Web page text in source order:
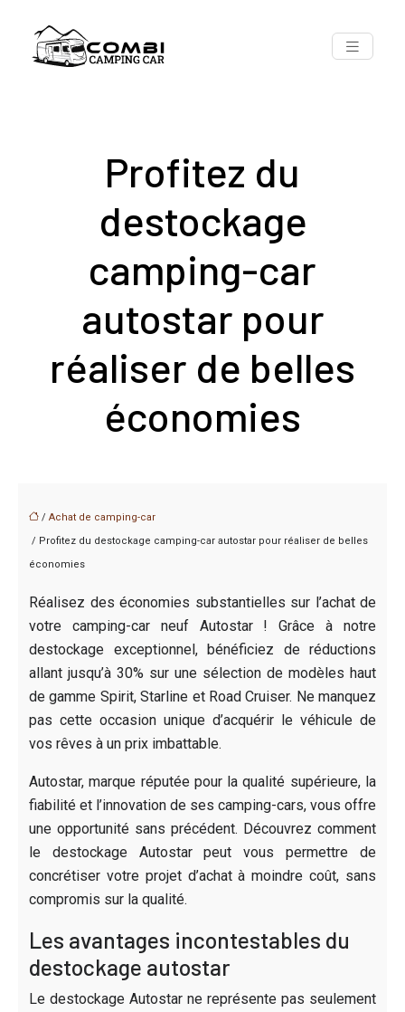
Profitez du
destockage
camping-car
autostar pour
réaliser de belles
économies
/ Achat de camping-car
/ Profitez du destockage camping-car autostar pour réaliser de belles
économies
Réalisez des économies substantielles sur l’achat de
votre camping-car neuf Autostar ! Grâce à notre
destockage exceptionnel, bénéficiez de réductions
allant jusqu’à 30% sur une sélection de modèles haut
de gamme Spirit, Starline et Road Cruiser. Ne manquez
pas cette occasion unique d’acquérir le véhicule de
vos rêves à un prix imbattable.
Autostar, marque réputée pour la qualité supérieure, la
fiabilité et l’innovation de ses camping-cars, vous offre
une opportunité sans précédent. Découvrez comment
le destockage Autostar peut vous permettre de
concrétiser votre projet d’achat à moindre coût, sans
compromis sur la qualité.
Les avantages incontestables du
destockage autostar
Le destockage Autostar ne représente pas seulement